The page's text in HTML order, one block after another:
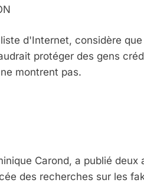
d'Internet, considère
protéger des gens
montrent pas.
Carond, a publié deux
des recherches sur les